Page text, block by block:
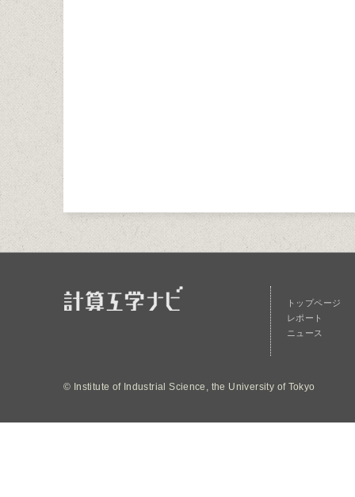
トップページ
レポート
ニュース
© Institute of Industrial Science, the University of Tokyo